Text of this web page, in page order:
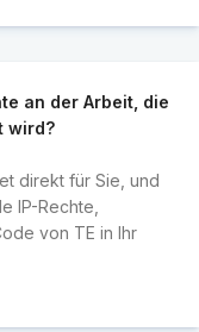
an der Arbeit, die
wird?
direkt für Sie, und
IP-Rechte,
von TE in Ihr